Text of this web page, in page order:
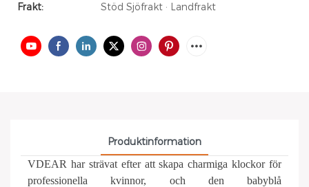
Frakt:
Stöd Sjöfrakt · Landfrakt
Produktinformation
VDEAR har strävat efter att skapa charmiga klockor för
professionella kvinnor, och den babyblå